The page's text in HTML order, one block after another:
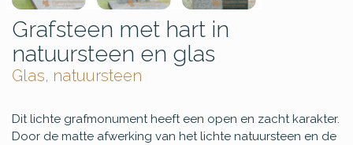
Grafsteen met hart in
natuursteen en glas
Glas, natuursteen
Dit lichte grafmonument heeft een open en zacht karakter.
Door de matte afwerking van het lichte natuursteen en de